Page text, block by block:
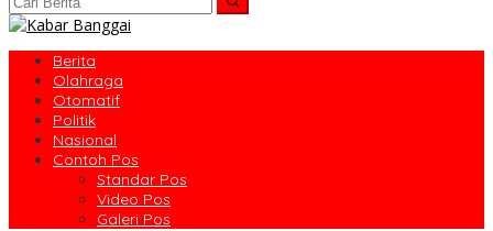
Berita
Olahraga
Otomatif
Politik
Nasional
Contoh Pos
Standar Pos
Video Pos
Galeri Pos